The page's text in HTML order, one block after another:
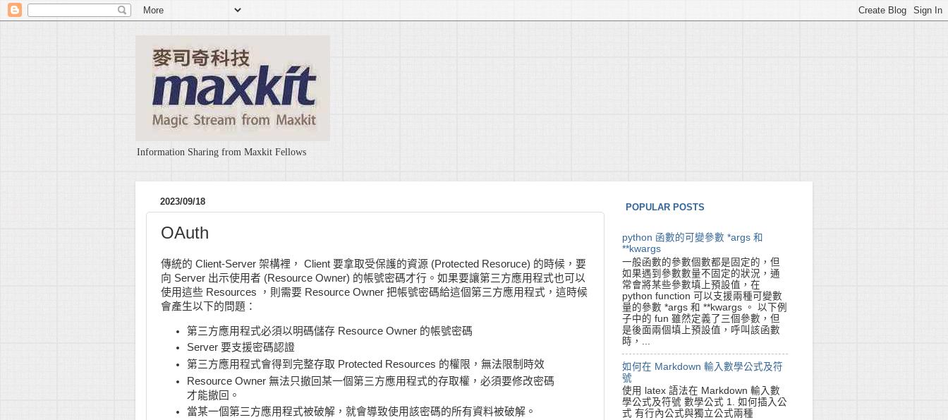
Information Sharing from Maxkit Fellows
2023/09/18
OAuth
傳統的 Client-Server 架構裡， Client 要拿取受保護的資源 (Protected Resoruce) 的時候，要
向 Server 出示使用者 (Resource Owner) 的帳號密碼才行。如果要讓第三方應用程式也可以
使用這些 Resources ，則需要 Resource Owner 把帳號密碼給這個第三方應用程式，這時候
會產生以下的問題：
第三方應用程式必須以明碼儲存 Resource Owner 的帳號密碼
Server 要支援密碼認證
第三方應用程式會得到完整存取 Protected Resources 的權限，無法限制時效
Resource Owner 無法只撤回某一個第三方應用程式的存取權，必須要修改密碼
才能撤回。
當某一個第三方應用程式被破解，就會導致使用該密碼的所有資料被破解。
POPULAR POSTS
python 函數的可變參數 *args 和
**kwargs
一般函數的參數個數都是固定的，但
如果遇到參數數量不固定的狀況，通
常會將某些參數填上預設值，在
python function 可以支援兩種可變數
量的參數 *args 和 **kwargs 。 以下例
子中的 fun 雖然定義了三個參數，但
是後面兩個填上預設值，呼叫該函數
時，...
如何在 Markdown 輸入數學公式及符
號
使用 latex 語法在 Markdown 輸入數
學公式及符號 數學公式 1. 如何插入公
式 有行內公式與獨立公式兩種